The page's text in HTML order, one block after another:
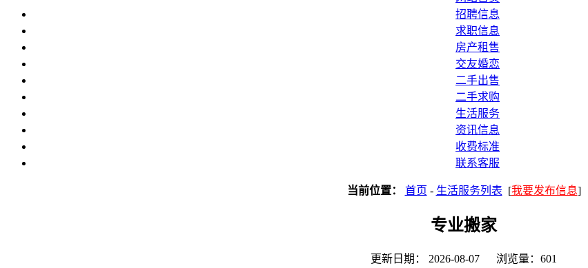
招聘信息
求职信息
房产租售
交友婚恋
二手出售
二手求购
生活服务
资讯信息
收费标准
联系客服
当前位置： 首页 - 生活服务列表 [我要发布信息]
专业搬家
更新日期： 2026-08-07 浏览量：601